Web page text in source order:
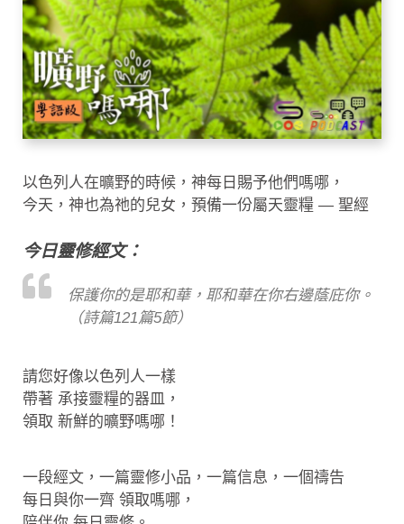
以色列人在曠野的時候，神每日賜予他們嗎哪，
今天，神也為祂的兒女，預備一份屬天靈糧 — 聖經
今日靈修經文：
保護你的是耶和華，耶和華在你右邊蔭庇你。
（詩篇121篇5節）
請您好像以色列人一樣
帶著 承接靈糧的器皿，
領取 新鮮的曠野嗎哪！
一段經文，一篇靈修小品，一篇信息，一個禱告
每日與你一齊 領取嗎哪，